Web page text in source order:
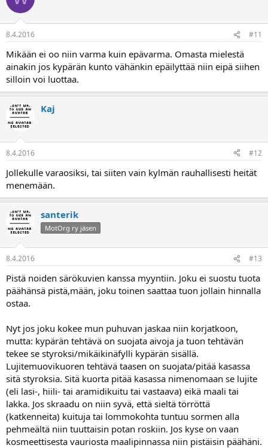
8.4.2016 #11
Mikään ei oo niin varma kuin epävarma. Omasta mielestä
ainakin jos kypärän kunto vähänkin epäilyttää niin eipä siihen
silloin voi luottaa.
Kaj
8.4.2016 #12
Jollekulle varaosiksi, tai siiten vain kylmän rauhallisesti heität
menemään.
santerik
MotOrg ry jäsen
8.4.2016 #13
Pistä noiden särökuvien kanssa myyntiin. Joku ei suostu tuota
päähänsä pistä,mään, joku toinen saattaa tuon jollain hinnalla
ostaa.
Nyt jos joku kokee mun puhuvan jaskaa niin korjatkoon,
mutta: kypärän tehtävä on suojata aivoja ja tuon tehtävän
tekee se styroksi/mikäikinäfylli kypärän sisällä.
Lujitemuovikuoren tehtävä taasen on suojata/pitää kasassa
sitä styroksia. Sitä kuorta pitää kasassa nimenomaan se lujite
(eli lasi-, hiili- tai aramidikuitu tai vastaava) eikä maali tai
lakka. Jos skraadu on niin syvä, että sieltä törröttä
(katkenneita) kuituja tai lommokohta tuntuu sormen alla
pehmeältä niin tuuttaisin potan roskiin. Jos kyse on vaan
kosmeettisesta vauriosta maalipinnassa niin pistäisin päähäni.